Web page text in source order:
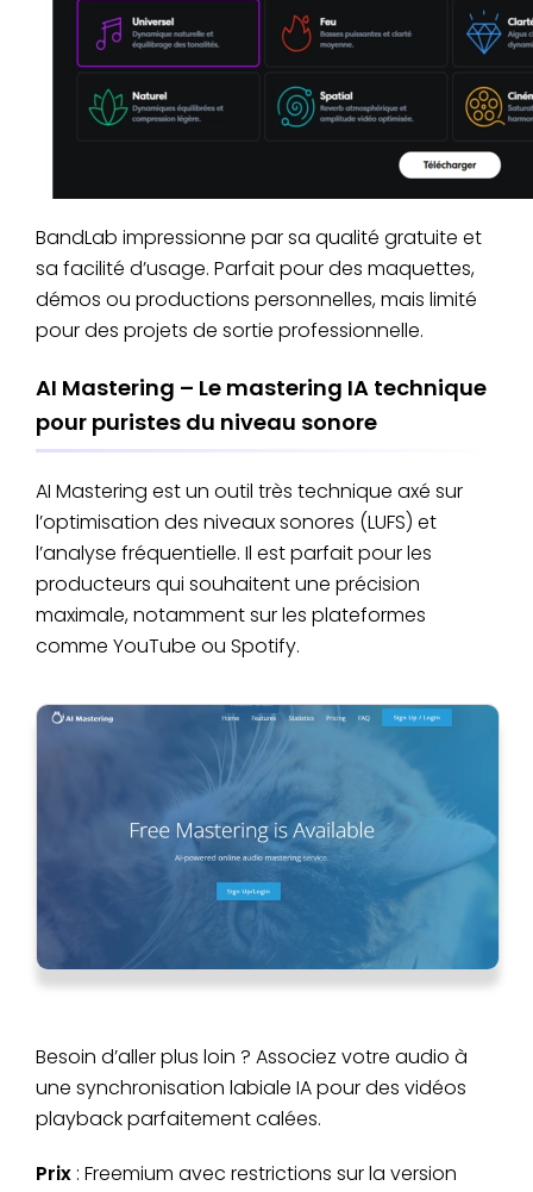
BandLab impressionne par sa qualité gratuite et
sa facilité d’usage. Parfait pour des maquettes,
démos ou productions personnelles, mais limité
pour des projets de sortie professionnelle.
AI Mastering – Le mastering IA technique
pour puristes du niveau sonore
AI Mastering est un outil très technique axé sur
l’optimisation des niveaux sonores (LUFS) et
l’analyse fréquentielle. Il est parfait pour les
producteurs qui souhaitent une précision
maximale, notamment sur les plateformes
comme YouTube ou Spotify.
Besoin d’aller plus loin ? Associez votre audio à
une synchronisation labiale IA pour des vidéos
playback parfaitement calées.
Prix : Freemium avec restrictions sur la version